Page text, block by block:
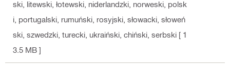
ski, litewski, łotewski, niderlandzki, norweski, polsk
i, portugalski, rumuński, rosyjski, słowacki, słoweń
ski, szwedzki, turecki, ukraiński, chiński, serbski [ 1
3.5 MB ]